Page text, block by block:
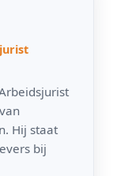
Hij staat
bij